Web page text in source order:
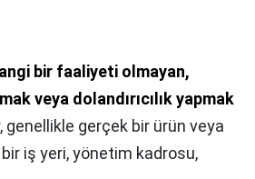
bir faaliyeti olmayan,
veya dolandırıcılık yapmak
genellikle gerçek bir ürün veya
iş yeri, yönetim kadrosu,